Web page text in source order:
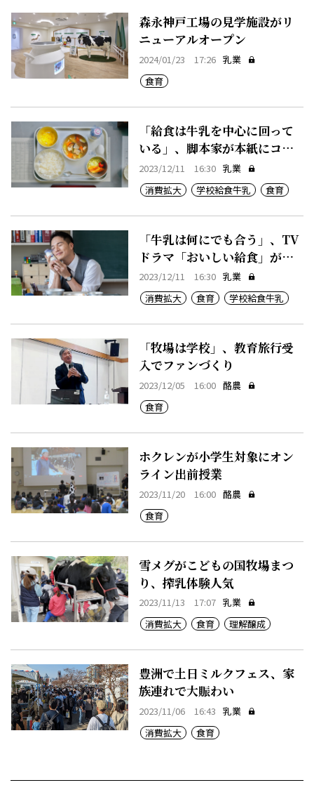
森永神戸工場の見学施設がリ
ニューアルオープン
2024/01/23 17:26 乳業
食育
「給食は牛乳を中心に回って
いる」、脚本家が本紙にコメ
ント
2023/12/11 16:30 乳業
消費拡大
学校給食牛乳 食育
「牛乳は何にでも合う」、TV
ドラマ「おいしい給食」が話
題
2023/12/11 16:30 乳業
消費拡大
食育 学校給食牛乳
「牧場は学校」、教育旅行受
入でファンづくり
2023/12/05 16:00 酪農
食育
ホクレンが小学生対象にオン
ライン出前授業
2023/11/20 16:00 酪農
食育
雪メグがこどもの国牧場まつ
り、搾乳体験人気
2023/11/13 17:07 乳業
消費拡大
食育 理解醸成
豊洲で土日ミルクフェス、家
族連れで大賑わい
2023/11/06 16:43 乳業
消費拡大
食育